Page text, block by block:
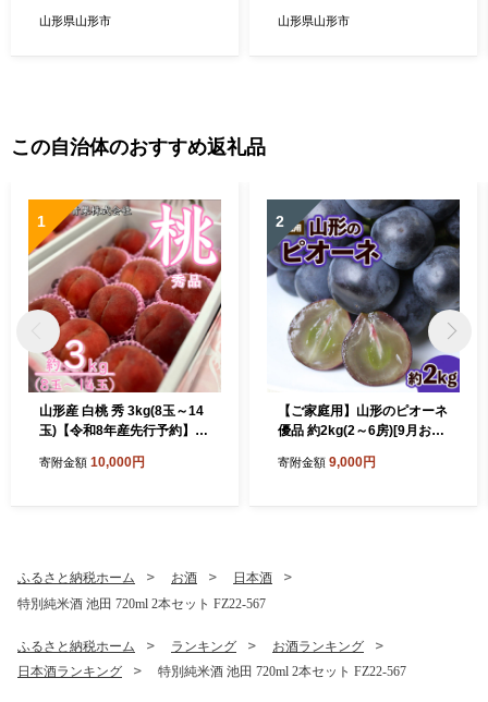
山形県山形市 山形県山形市
この自治体のおすすめ返礼品
1
山形産 白桃 秀 3kg(8玉～14
玉)【令和8年産先行予約】F
寄附金額 10,000円
2
【ご家庭用】山形のピオーネ
優品 約2kg(2～6房)[9月お届
S23-645 くだもの 果物 フル
寄附金額 9,000円
ふるさと納税ホーム お酒
日本酒
特別純米酒 池田 720ml 2本セット FZ22-567
ふるさと納税ホーム ランキング
お酒ランキング
日本酒ランキング
特別純米酒 池田 720ml 2本セット FZ22-567